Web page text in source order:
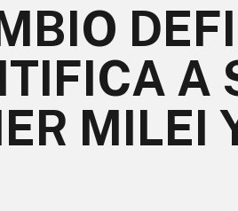
A
MILEI